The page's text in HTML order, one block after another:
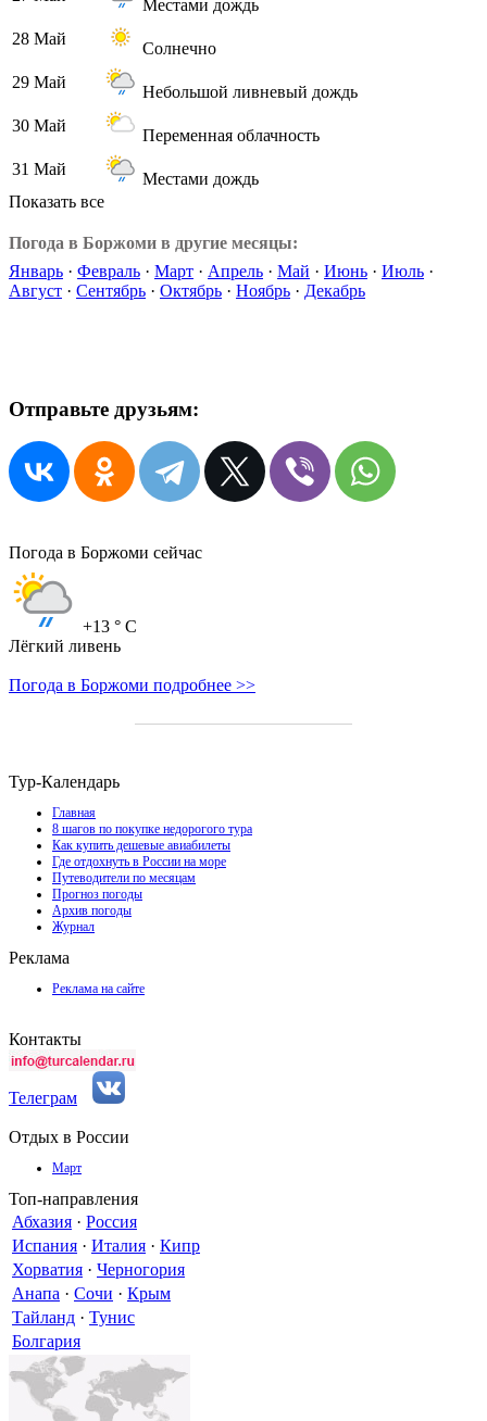
Местами дождь
28 Май
Солнечно
29 Май
Небольшой ливневый дождь
30 Май
Переменная облачность
31 Май
Местами дождь
Показать все
Погода в Боржоми в другие месяцы:
Январь · Февраль · Март · Апрель · Май · Июнь · Июль ·
Август · Сентябрь · Октябрь · Ноябрь · Декабрь
Отправьте друзьям:
Погода в Боржоми сейчас
+13 ° C
Лёгкий ливень
Погода в Боржоми подробнее >>
Тур-Календарь
Главная
8 шагов по покупке недорогого тура
Как купить дешевые авиабилеты
Где отдохнуть в России на море
Путеводители по месяцам
Прогноз погоды
Архив погоды
Журнал
Реклама
Реклама на сайте
Контакты
Телеграм
Отдых в России
Март
Топ-направления
Абхазия · Россия
Испания · Италия · Кипр
Хорватия · Черногория
Анапа · Сочи · Крым
Тайланд · Тунис
Болгария